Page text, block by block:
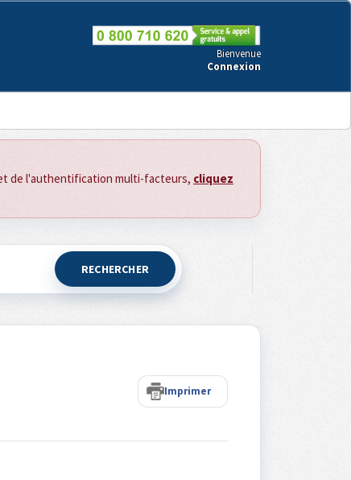
Bienvenue
Connexion
de l'authentification multi-facteurs, cliquez
RECHERCHER
Imprimer